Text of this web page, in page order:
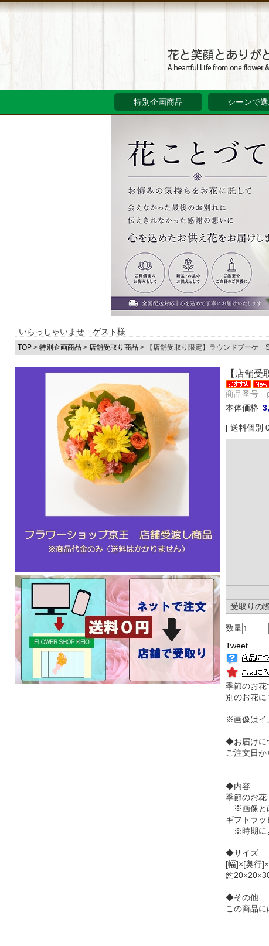
特別企画商品 シーンで
いらっしゃいませ ゲスト様
TOP> 特別企画商品> 店舗受取り商品> 【店舗受取り限定】ラウンドブーケ S
【店舗
商品番号
本体価格
[ 送料個別
受取りの
数量
Tweet
季節のお花
別のお花に
※画像はイ
◆お届けに
ご注文日か
◆内容
季節のお花
※画像と
ギフトラッ
※時期に
◆サイズ
[幅]×[奥行
約
◆その他
この商品に